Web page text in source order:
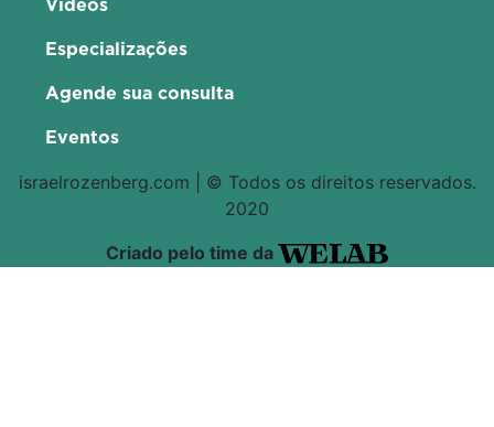
Videos
Especializações
Agende sua consulta
Eventos
israelrozenberg.com | © Todos os direitos reservados.
2020
Criado pelo time da